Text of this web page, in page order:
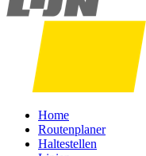
Home
Routenplaner
Haltestellen